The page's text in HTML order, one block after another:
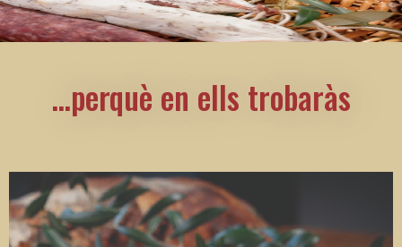
…perquè en ells trobaràs